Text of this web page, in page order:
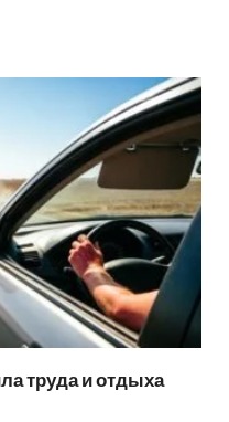
труда и отдыха